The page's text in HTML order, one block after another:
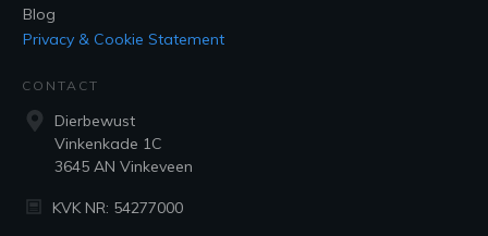
Blog
Privacy & Cookie Statement
CONTACT
Dierbewust
Vinkenkade 1C
3645 AN Vinkeveen
KVK NR: 54277000